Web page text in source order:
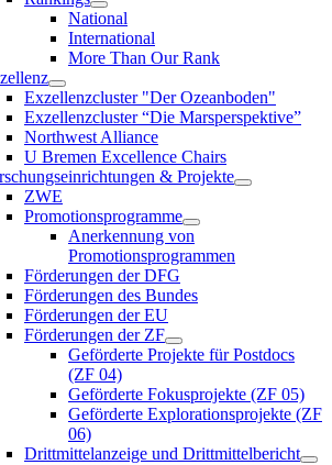
National
International
More Than Our Rank
Exzellenzcluster "Der Ozeanboden"
Exzellenzcluster “Die Marsperspektive”
Northwest Alliance
U Bremen Excellence Chairs
& Projekte
ZWE
Promotionsprogramme
Anerkennung von
Promotionsprogrammen
Förderungen der DFG
Förderungen des Bundes
Förderungen der EU
Förderungen der ZF
Geförderte Projekte für Postdocs
(ZF 04)
Geförderte Fokusprojekte (ZF 05)
Geförderte Explorationsprojekte (ZF
06)
Drittmittelanzeige und Drittmittelbericht